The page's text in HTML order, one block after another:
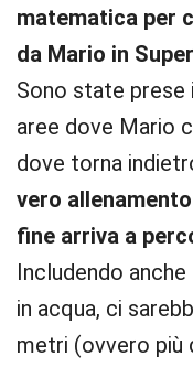
matematica per
da Mario in
Sono state prese
aree dove Mario
dove torna
vero
fine arriva a
Includendo
in acqua, ci
metri (ovvero più